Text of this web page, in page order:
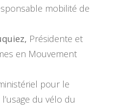
mobilité de
Présidente et
en Mouvement
pour le
du vélo du